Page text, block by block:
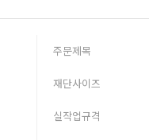
주문제목
재단사이즈
실작업규격